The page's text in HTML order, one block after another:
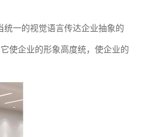
一的视觉语言传达企业抽象的
使企业的形象高度统，使企业的